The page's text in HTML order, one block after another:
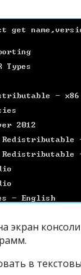
экран
в